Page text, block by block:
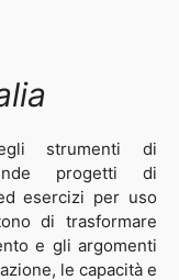
strumenti di
progetti di
esercizi per uso
di trasformare
e gli argomenti
le capacità e